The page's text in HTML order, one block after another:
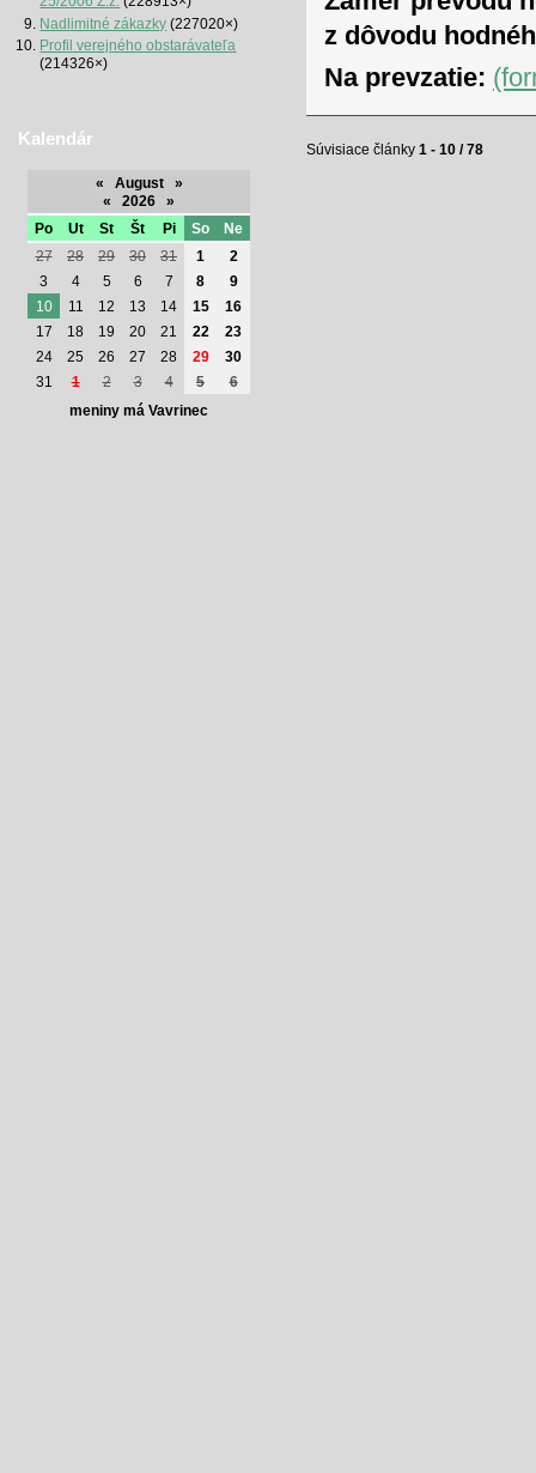
Nadlimitné zákazky (227020×)
Profil verejného obstarávateľa
(214326×)
Kalendár
« August
»
«
2026
»
Po
Ut St Št Pi So
Ne
27
28 29 30 31 1
2
3
4 5 6 7 8
9
10
11 12 13 14 15
16
17
18 19 20 21 22
23
24
25 26 27 28 29
30
31
1 2 3 4 5
6
meniny má Vavrinec
z dôvodu
Na prevzatie:
Súvisiace články 1 - 10 / 78